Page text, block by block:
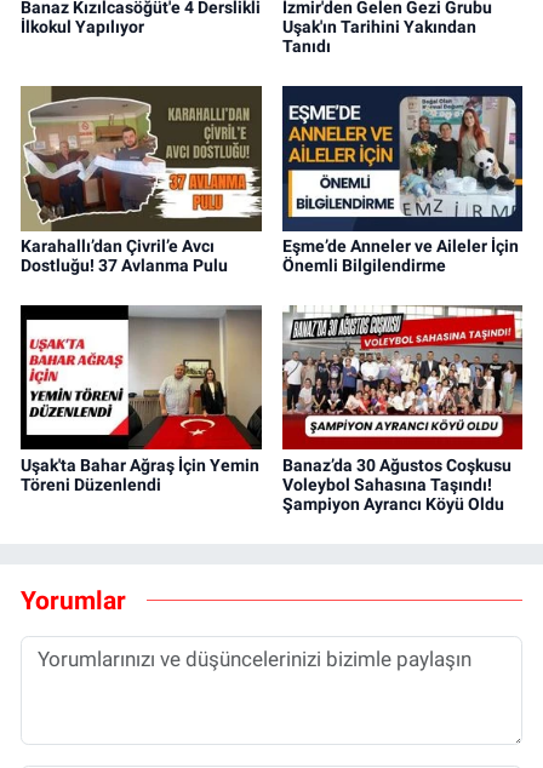
Banaz Kızılcasöğüt'e 4 Derslikli
İlkokul Yapılıyor
İzmir'den Gelen Gezi Grubu
Uşak'ın Tarihini Yakından
Tanıdı
Karahallı’dan Çivril’e Avcı
Dostluğu! 37 Avlanma Pulu
Eşme’de Anneler ve Aileler İçin
Önemli Bilgilendirme
Uşak'ta Bahar Ağraş İçin Yemin
Töreni Düzenlendi
Banaz’da 30 Ağustos Coşkusu
Voleybol Sahasına Taşındı!
Şampiyon Ayrancı Köyü Oldu
Yorumlar